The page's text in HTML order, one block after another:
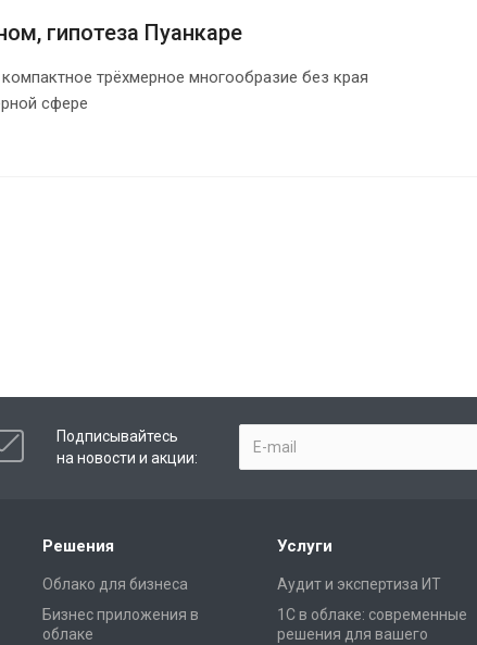
гипотеза Пуанкаре
трёхмерное многообразие без края
сфере
Подписывайтесь
на новости и акции:
Решения
Облако для бизнеса
Бизнес приложения в
облаке
Услуги
Аудит и экспертиза ИТ
1С в облаке: современные
решения для вашего